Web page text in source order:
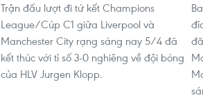
Trận đấu lượt đi tứ kết Champions
League/Cúp C1 giữa Liverpool và
Manchester City rạng sáng nay 5/4 đã
kết thúc với tỉ số 3-0 nghiêng về đội bóng
của HLV Jurgen Klopp.